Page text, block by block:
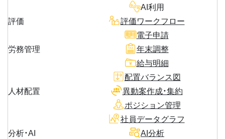
AI利用
評価
評価ワークフロー
労務管理
電子申請
年末調整
給与明細
人材配置
配置バランス図
異動案作成・集約
ポジション管理
分析・AI
社員データグラフ
AI分析